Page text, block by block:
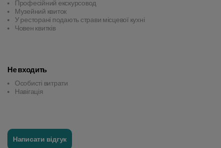
Професійний екскурсовод
Музейний квиток
У ресторані подають страви місцевої кухні
Човен квитків
Не входить
Особисті витрати
Навігація
Написати відгук